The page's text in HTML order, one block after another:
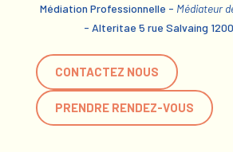
Médiation Professionnelle - Médiateur
- Alteritae 5 rue Salvaing
CONTACTEZ NOUS
PRENDRE RENDEZ-VOUS